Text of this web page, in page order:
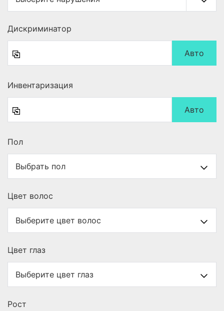
Дискриминатор
Авто
Инвентаризация
Авто
Пол
Цвет волос
Цвет глаз
Рост